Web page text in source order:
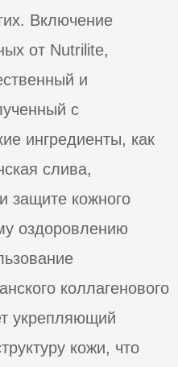
Включение
от Nutrilite,
и
с
ингредиенты, как
слива,
защите кожного
оздоровлению
коллагенового
укрепляющий
кожи, что